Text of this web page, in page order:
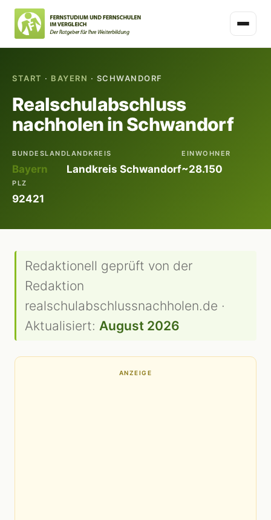
START · BAYERN · SCHWANDORF
Realschulabschluss
nachholen in Schwandorf
BUNDESLAND
Bayern
LANDKREIS
Landkreis Schwandorf
EINWOHNER
~28.150
PLZ
92421
Redaktionell geprüft von der
Redaktion
realschulabschlussnachholen.de ·
Aktualisiert: August 2026
ANZEIGE